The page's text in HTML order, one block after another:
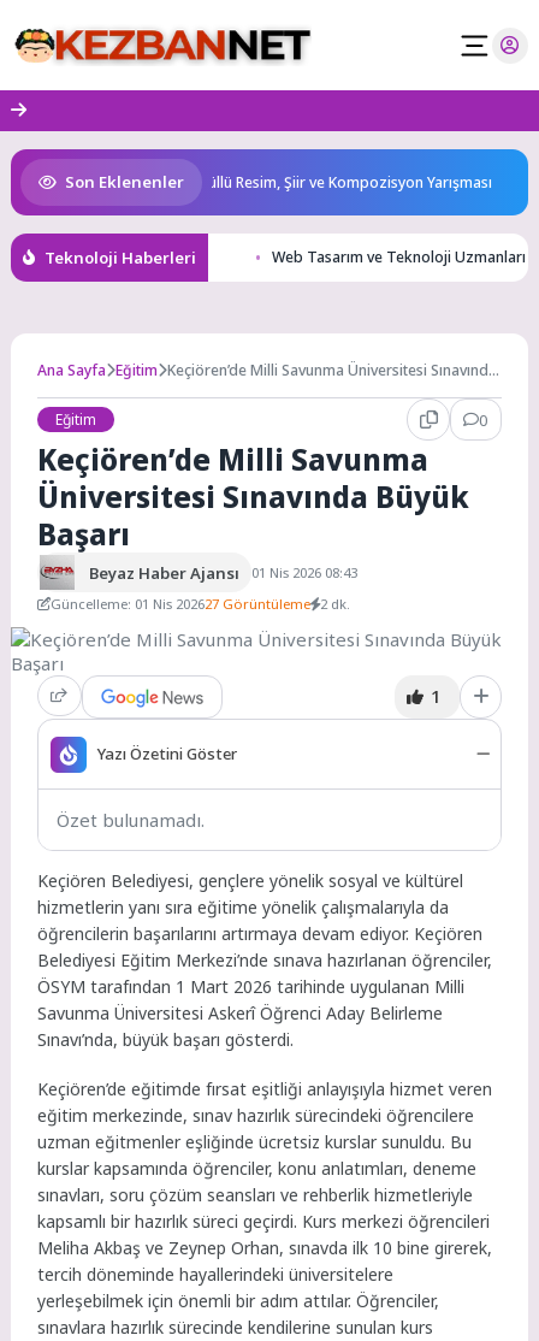
to
content
Son Eklenenler
7 Eylül Temalı Ödüllü Resim, Şiir ve Kompozisyon Yarışması
Teknoloji Haberleri Web Tasarım ve Teknoloji Uzmanları
Ana Sayfa Eğitim Keçiören’de Milli Savunma Üniversitesi Sınavında
Eğitim
0
Keçiören’de Milli Savunma
Üniversitesi Sınavında Büyük
Başarı
Beyaz Haber Ajansı
01 Nis 2026 08:43
Güncelleme: 01 Nis 202627 Görüntüleme 2 dk.
1
Yazı Özetini Göster
Özet bulunamadı.
Keçiören Belediyesi, gençlere yönelik sosyal ve kültürel
hizmetlerin yanı sıra eğitime yönelik çalışmalarıyla da
öğrencilerin başarılarını artırmaya devam ediyor. Keçiören
Belediyesi Eğitim Merkezi’nde sınava hazırlanan öğrenciler,
ÖSYM tarafından 1 Mart 2026 tarihinde uygulanan Milli
Savunma Üniversitesi Askerî Öğrenci Aday Belirleme
Sınavı’nda, büyük başarı gösterdi.
Keçiören’de eğitimde fırsat eşitliği anlayışıyla hizmet veren
eğitim merkezinde, sınav hazırlık sürecindeki öğrencilere
uzman eğitmenler eşliğinde ücretsiz kurslar sunuldu. Bu
kurslar kapsamında öğrenciler, konu anlatımları, deneme
sınavları, soru çözüm seansları ve rehberlik hizmetleriyle
kapsamlı bir hazırlık süreci geçirdi. Kurs merkezi öğrencileri
Meliha Akbaş ve Zeynep Orhan, sınavda ilk 10 bine girerek,
tercih döneminde hayallerindeki üniversitelere
yerleşebilmek için önemli bir adım attılar. Öğrenciler,
sınavlara hazırlık sürecinde kendilerine sunulan kurs